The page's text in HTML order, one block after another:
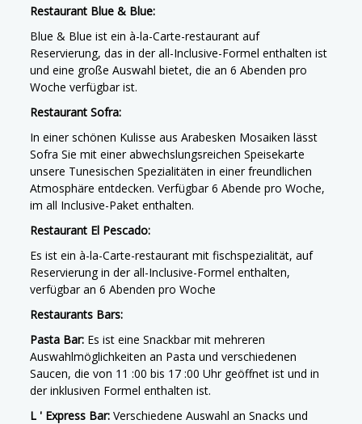
Restaurant Blue & Blue:
Blue & Blue ist ein à-la-Carte-restaurant auf
Reservierung, das in der all-Inclusive-Formel enthalten ist
und eine große Auswahl bietet, die an 6 Abenden pro
Woche verfügbar ist.
Restaurant Sofra:
In einer schönen Kulisse aus Arabesken Mosaiken lässt
Sofra Sie mit einer abwechslungsreichen Speisekarte
unsere Tunesischen Spezialitäten in einer freundlichen
Atmosphäre entdecken. Verfügbar 6 Abende pro Woche,
im all Inclusive-Paket enthalten.
Restaurant El Pescado:
Es ist ein à-la-Carte-restaurant mit fischspezialität, auf
Reservierung in der all-Inclusive-Formel enthalten,
verfügbar an 6 Abenden pro Woche
Restaurants Bars:
Pasta Bar: Es ist eine Snackbar mit mehreren
Auswahlmöglichkeiten an Pasta und verschiedenen
Saucen, die von 11 :00 bis 17 :00 Uhr geöffnet ist und in
der inklusiven Formel enthalten ist.
L ' Express Bar:Verschiedene Auswahl an Snacks und